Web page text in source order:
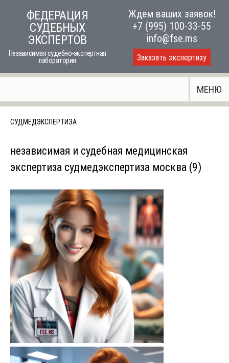
ФЕДЕРАЦИЯ
СУДЕБНЫХ
ЭКСПЕРТОВ
Независимая судебно-экспертная
лаборатория
Ждем ваших заявок!
+7 (995) 100-33-55
info@fse.ms
Заказать экспертизу
МЕНЮ
СУДМЕДЭКСПЕРТИЗА
независимая и судебная медицинская
экспертиза судмедэкспертиза москва (9)